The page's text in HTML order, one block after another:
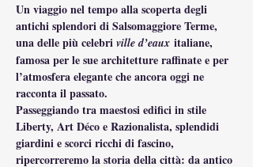
Un viaggio nel tempo alla scoperta degli
antichi splendori di Salsomaggiore Terme,
una delle più celebri ville d’eaux italiane,
famosa per le sue architetture raffinate e per
l’atmosfera elegante che ancora oggi ne
racconta il passato.
Passeggiando tra maestosi edifici in stile
Liberty, Art Déco e Razionalista, splendidi
giardini e scorci ricchi di fascino,
ripercorreremo la storia della città: da antico